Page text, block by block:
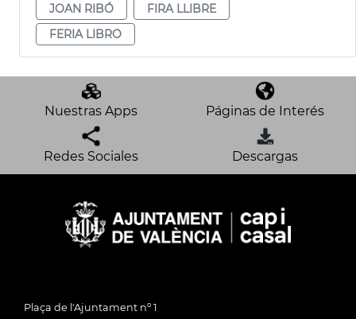
JOAN RIBÓ
FIRA LLIBRE
FERIA LIBRO
Nuestras Apps Páginas de Interés
Redes Sociales Descargas
Plaça de l'Ajuntament nº 1